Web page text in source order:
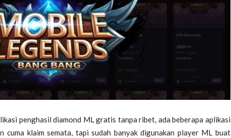
penghasil diamond MLgratis tanpa ribet, ada beberapa aplikasi
cuma klaim semata, tapi sudah banyak digunakan player ML buat